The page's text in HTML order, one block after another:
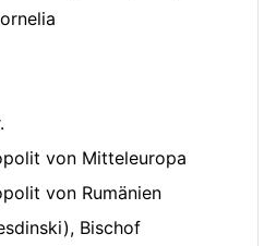
von Mitteleuropa
von Rumänien
Bischof